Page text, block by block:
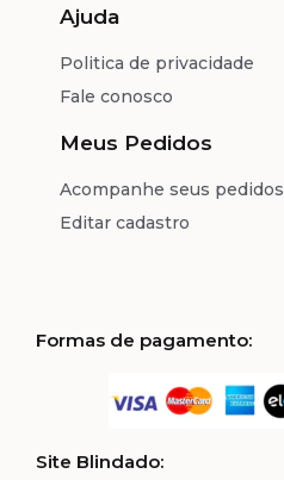
Ajuda
Politica de privacidade
Fale conosco
Meus Pedidos
Acompanhe seus pedidos
Editar cadastro
Formas de pagamento:
Site Blindado: